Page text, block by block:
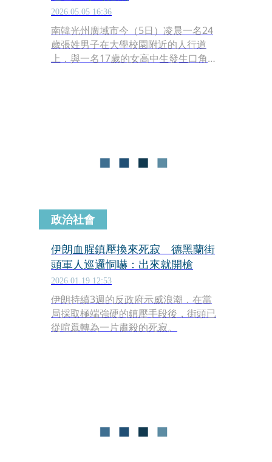
2026.05.05 16:36
南韓光州廣域市今（5日）凌晨一名24
歲張姓男子在大學校園附近的人行道
上，與一名17歲的女高中生發生口角，
政治社會
伊朗血腥鎮壓換來死寂 德黑蘭街
頭軍人巡邏恫嚇：出來就開槍
2026.01.19 12:53
伊朗持續3週的反政府示威浪潮，在當
局採取極端強硬的鎮壓手段後，街頭已
從喧囂轉為一片肅殺的死寂。